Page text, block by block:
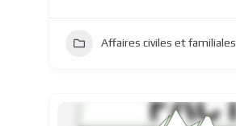
Affaires civiles et familiales